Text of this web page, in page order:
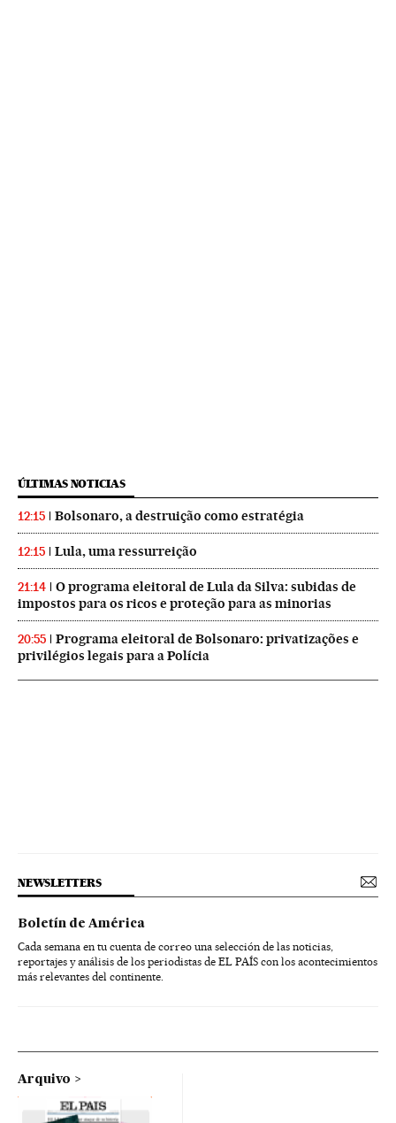
ÚLTIMAS NOTICIAS
12:15 Bolsonaro, a destruição como estratégia
12:15 Lula, uma ressurreição
21:14
O programa eleitoral de Lula da Silva: subidas de
impostos para os ricos e proteção para as minorias
20:55
Programa eleitoral de Bolsonaro: privatizações e
privilégios legais para a Polícia
NEWSLETTERS
Boletín de América
Cada semana en tu cuenta de correo una selección de las noticias,
reportajes y análisis de los periodistas de EL PAÍS con los acontecimientos
más relevantes del continente.
Arquivo